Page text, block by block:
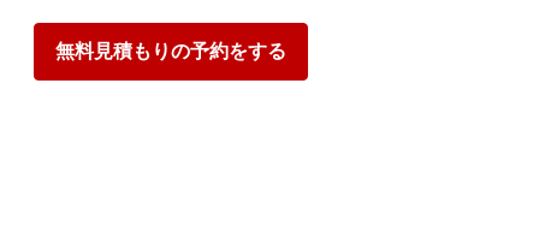
無料見積もりの予約をする